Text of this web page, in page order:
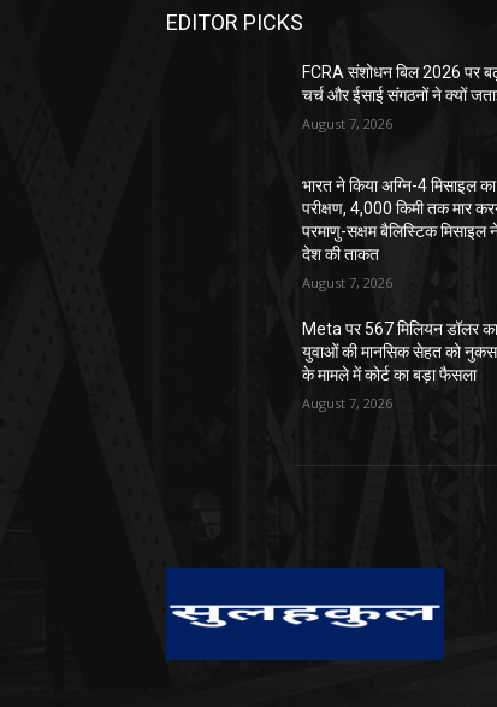
EDITOR PICKS
FCRA संशोधन बिल 2026 पर
चर्च और ईसाई संगठनों ने क्यों
August 7, 2026
भारत ने किया अग्नि-4 मिसाइल
परीक्षण, 4,000 किमी तक मार
परमाणु-सक्षम बैलिस्टिक मिसाइल
देश की ताकत
August 7, 2026
Meta पर 567 मिलियन डॉलर का
युवाओं की मानसिक सेहत को
के मामले में कोर्ट का बड़ा फैसला
August 7, 2026